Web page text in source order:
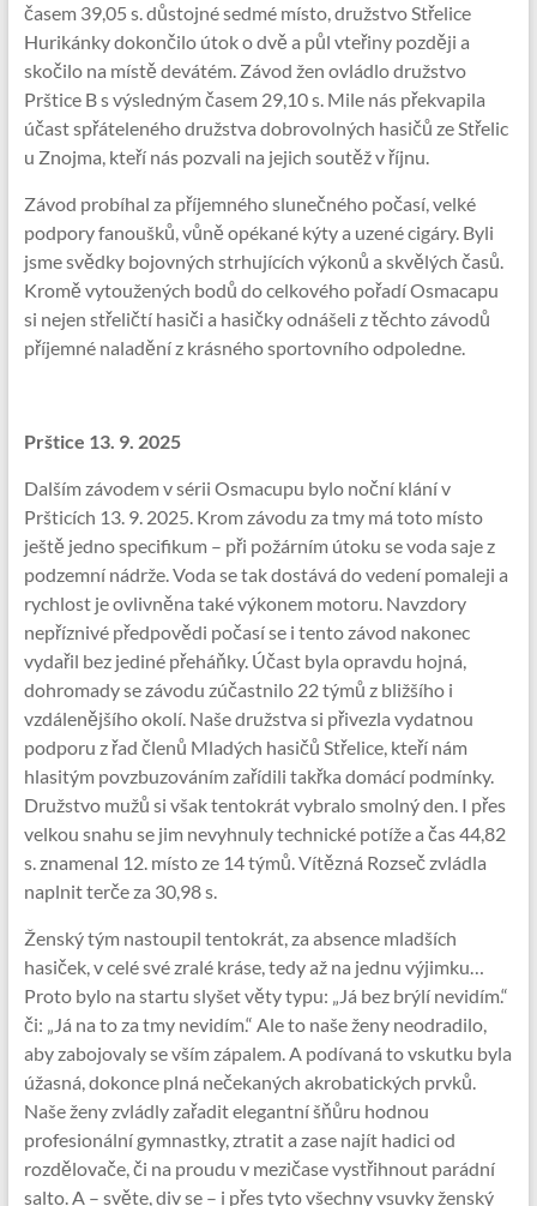
časem 39,05 s. důstojné sedmé místo, družstvo Střelice
Hurikánky dokončilo útok o dvě a půl vteřiny později a
skočilo na místě devátém. Závod žen ovládlo družstvo
Prštice B s výsledným časem 29,10 s. Mile nás překvapila
účast spřáteleného družstva dobrovolných hasičů ze Střelic
u Znojma, kteří nás pozvali na jejich soutěž v říjnu.
Závod probíhal za příjemného slunečného počasí, velké
podpory fanoušků, vůně opékané kýty a uzené cigáry. Byli
jsme svědky bojovných strhujících výkonů a skvělých časů.
Kromě vytoužených bodů do celkového pořadí Osmacapu
si nejen střeličtí hasiči a hasičky odnášeli z těchto závodů
příjemné naladění z krásného sportovního odpoledne.
Prštice 13. 9. 2025
Dalším závodem v sérii Osmacupu bylo noční klání v
Pršticích 13. 9. 2025. Krom závodu za tmy má toto místo
ještě jedno specifikum – při požárním útoku se voda saje z
podzemní nádrže. Voda se tak dostává do vedení pomaleji a
rychlost je ovlivněna také výkonem motoru. Navzdory
nepříznivé předpovědi počasí se i tento závod nakonec
vydařil bez jediné přeháňky. Účast byla opravdu hojná,
dohromady se závodu zúčastnilo 22 týmů z bližšího i
vzdálenějšího okolí. Naše družstva si přivezla vydatnou
podporu z řad členů Mladých hasičů Střelice, kteří nám
hlasitým povzbuzováním zařídili takřka domácí podmínky.
Družstvo mužů si však tentokrát vybralo smolný den. I přes
velkou snahu se jim nevyhnuly technické potíže a čas 44,82
s. znamenal 12. místo ze 14 týmů. Vítězná Rozseč zvládla
naplnit terče za 30,98 s.
Ženský tým nastoupil tentokrát, za absence mladších
hasiček, v celé své zralé kráse, tedy až na jednu výjimku…
Proto bylo na startu slyšet věty typu: „Já bez brýlí nevidím.“
či: „Já na to za tmy nevidím.“ Ale to naše ženy neodradilo,
aby zabojovaly se vším zápalem. A podívaná to vskutku byla
úžasná, dokonce plná nečekaných akrobatických prvků.
Naše ženy zvládly zařadit elegantní šňůru hodnou
profesionální gymnastky, ztratit a zase najít hadici od
rozdělovače, či na proudu v mezičase vystřihnout parádní
salto. A – světe, div se – i přes tyto všechny vsuvky ženský